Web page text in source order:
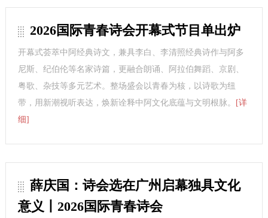
2026国际青春诗会开幕式节目单出炉
开幕式荟萃中阿经典诗文，兼具李白、李清照经典诗作与阿多
尼斯、纪伯伦等名家诗篇，更融合朗诵、阿拉伯舞蹈、京剧、
粤歌、杂技等多元艺术。整场盛会以青春为核，以诗歌为纽
带，用新潮视听表达，焕新诠释中阿文化底蕴与文明根脉。
[详
细]
薛庆国：诗会选在广州启幕独具文化
意义丨2026国际青春诗会